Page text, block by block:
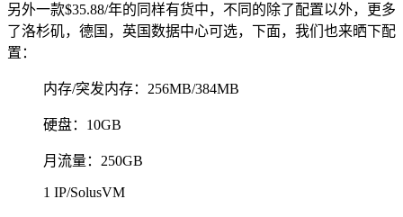
另外一款$35.88/年的同样有货中，不同的除了配置以外，更多
了洛杉矶，德国，英国数据中心可选，下面，我们也来晒下配
置：
内存/突发内存：256MB/384MB
硬盘：10GB
月流量：250GB
1 IP/SolusVM